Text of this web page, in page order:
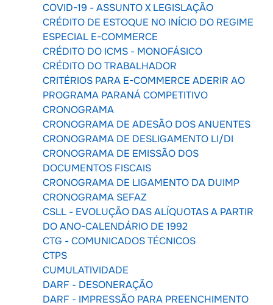
COVID-19 - ASSUNTO X LEGISLAÇÃO
CRÉDITO DE ESTOQUE NO INÍCIO DO REGIME
ESPECIAL E-COMMERCE
CRÉDITO DO ICMS - MONOFÁSICO
CRÉDITO DO TRABALHADOR
CRITÉRIOS PARA E-COMMERCE ADERIR AO
PROGRAMA PARANÁ COMPETITIVO
CRONOGRAMA
CRONOGRAMA DE ADESÃO DOS ANUENTES
CRONOGRAMA DE DESLIGAMENTO LI/DI
CRONOGRAMA DE EMISSÃO DOS
DOCUMENTOS FISCAIS
CRONOGRAMA DE LIGAMENTO DA DUIMP
CRONOGRAMA SEFAZ
CSLL - EVOLUÇÃO DAS ALÍQUOTAS A PARTIR
DO ANO-CALENDÁRIO DE 1992
CTG - COMUNICADOS TÉCNICOS
CTPS
CUMULATIVIDADE
DARF - DESONERAÇÃO
DARF - IMPRESSÃO PARA PREENCHIMENTO